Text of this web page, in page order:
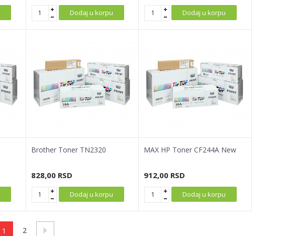
Dodaj u korpu Dodaj u korpu
Brother Toner TN2320
828,00 RSD
Dodaj u korpu
MAX HP Toner CF244A New
912,00 RSD
Dodaj u korpu
1 2